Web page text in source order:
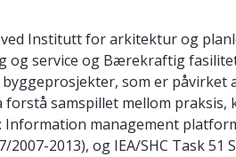
Institutt for arkitektur og
og service og Bærekraftig
som er
forstå samspillet mellom
Information management
2007-2013), og IEA/SHC Task 51